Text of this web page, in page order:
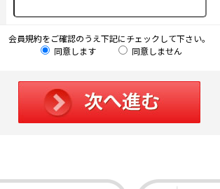
会員規約をご確認のうえ下記にチェックして下さい。
同意します
同意しません